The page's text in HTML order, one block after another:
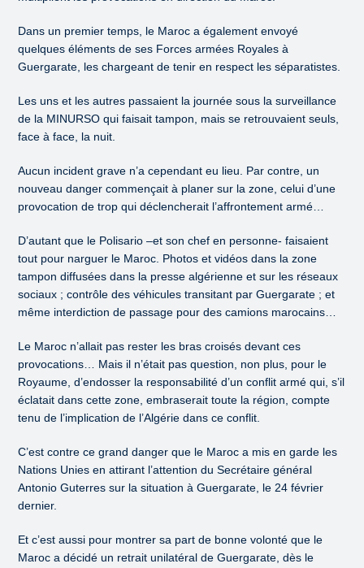
Dans un premier temps, le Maroc a également envoyé
quelques éléments de ses Forces armées Royales à
Guergarate, les chargeant de tenir en respect les séparatistes.
Les uns et les autres passaient la journée sous la surveillance
de la MINURSO qui faisait tampon, mais se retrouvaient seuls,
face à face, la nuit.
Aucun incident grave n’a cependant eu lieu. Par contre, un
nouveau danger commençait à planer sur la zone, celui d’une
provocation de trop qui déclencherait l’affrontement armé…
D’autant que le Polisario –et son chef en personne- faisaient
tout pour narguer le Maroc. Photos et vidéos dans la zone
tampon diffusées dans la presse algérienne et sur les réseaux
sociaux ; contrôle des véhicules transitant par Guergarate ; et
même interdiction de passage pour des camions marocains…
Le Maroc n’allait pas rester les bras croisés devant ces
provocations… Mais il n’était pas question, non plus, pour le
Royaume, d’endosser la responsabilité d’un conflit armé qui, s’il
éclatait dans cette zone, embraserait toute la région, compte
tenu de l’implication de l’Algérie dans ce conflit.
C’est contre ce grand danger que le Maroc a mis en garde les
Nations Unies en attirant l’attention du Secrétaire général
Antonio Guterres sur la situation à Guergarate, le 24 février
dernier.
Et c’est aussi pour montrer sa part de bonne volonté que le
Maroc a décidé un retrait unilatéral de Guergarate, dès le